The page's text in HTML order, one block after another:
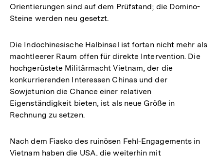
Orientierungen sind auf dem Prüfstand; die Domino-
Steine werden neu gesetzt.
Die Indochinesische Halbinsel ist fortan nicht mehr als
machtleerer Raum offen für direkte Intervention. Die
hochgerüstete Militärmacht Vietnam, der die
konkurrierenden Interessen Chinas und der
Sowjetunion die Chance einer relativen
Eigenständigkeit bieten, ist als neue Größe in
Rechnung zu setzen.
Nach dem Fiasko des ruinösen Fehl-Engagements in
Vietnam haben die USA, die weiterhin mit